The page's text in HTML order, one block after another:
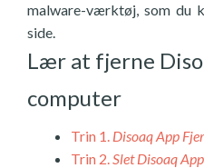
malware-værktøj, som du
side.
Lær at fjerne
computer
Trin 1. Disoaq App
Trin 2.Slet Disoaq